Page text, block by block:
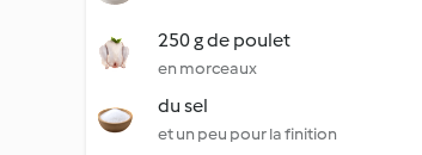
250 g de poulet
en morceaux
du sel
et un peu pour la finition